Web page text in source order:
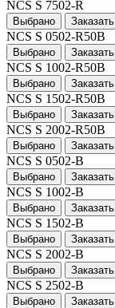
NCS S 7502-R
Выбрано Заказать
NCS S 0502-R50B
Выбрано Заказать
NCS S 1002-R50B
Выбрано Заказать
NCS S 1502-R50B
Выбрано Заказать
NCS S 2002-R50B
Выбрано Заказать
NCS S 0502-B
Выбрано Заказать
NCS S 1002-B
Выбрано Заказать
NCS S 1502-B
Выбрано Заказать
NCS S 2002-B
Выбрано Заказать
NCS S 2502-B
Выбрано Заказать